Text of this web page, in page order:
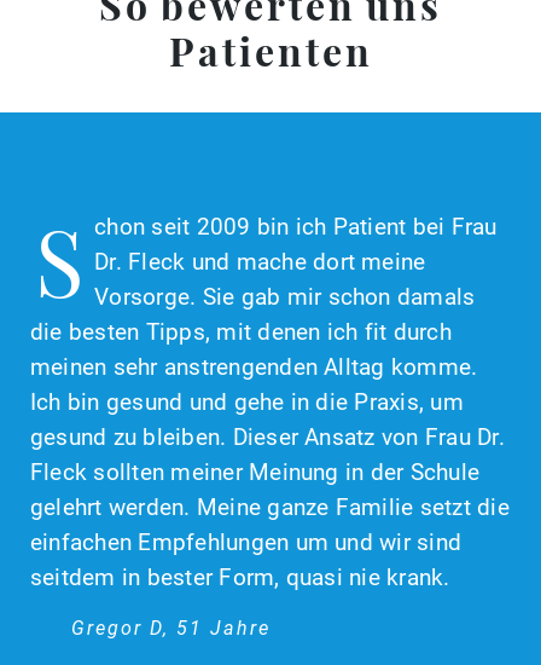
Patienten
S chon seit 2009 bin ich Patient bei Frau
Dr. Fleck und mache dort meine
Vorsorge. Sie gab mir schon damals
die besten Tipps, mit denen ich fit durch
meinen sehr anstrengenden Alltag komme.
Ich bin gesund und gehe in die Praxis, um
gesund zu bleiben. Dieser Ansatz von Frau Dr.
Fleck sollten meiner Meinung in der Schule
gelehrt werden. Meine ganze Familie setzt die
einfachen Empfehlungen um und wir sind
seitdem in bester Form, quasi nie krank.
Gregor D, 51 Jahre